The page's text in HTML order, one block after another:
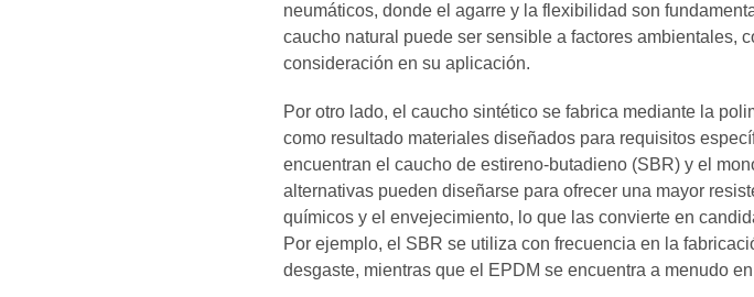
neumáticos, donde el agarre y la flexibilidad son
caucho natural puede ser sensible a factores ambientales,
consideración en su aplicación.
Por otro lado, el caucho sintético se fabrica mediante la
como resultado materiales diseñados para requisitos
encuentran el caucho de estireno-butadieno (SBR) y el
alternativas pueden diseñarse para ofrecer una mayor
químicos y el envejecimiento, lo que las convierte en
Por ejemplo, el SBR se utiliza con frecuencia en la
desgaste, mientras que el EPDM se encuentra a menudo